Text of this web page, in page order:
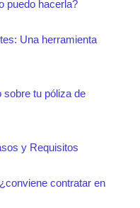
puedo hacerla?
Una herramienta
sobre tu póliza de
y Requisitos
contratar en